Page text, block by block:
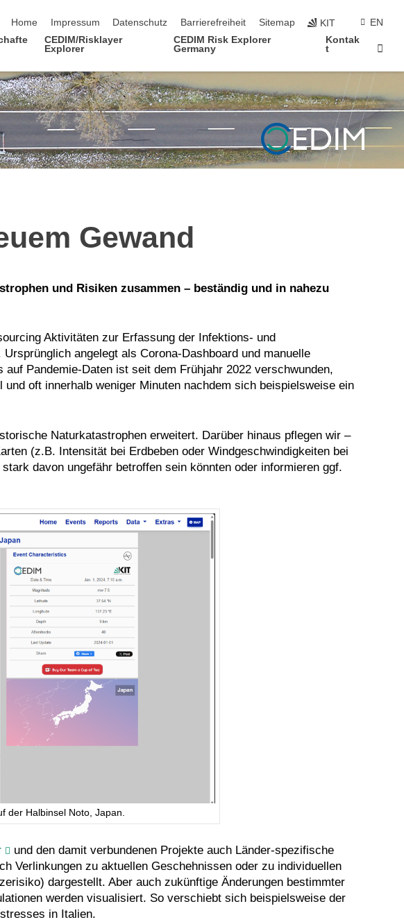
Home
Impressum Datenschutz Barrierefreiheit Sitemap KIT
EN
CEDIM/Risklayer
Explorer
CEDIM Risk Explorer
Germany
Kontak
t
Gewand
und Risiken zusammen – beständig und in nahezu
Aktivitäten zur Erfassung der Infektions- und
Ursprünglich angelegt als Corona-Dashboard und manuelle
Pandemie-Daten ist seit dem Frühjahr 2022 verschwunden,
oft innerhalb weniger Minuten nachdem sich beispielsweise ein
Naturkatastrophen erweitert. Darüber hinaus pflegen wir –
(z.B. Intensität bei Erdbeben oder Windgeschwindigkeiten bei
davon ungefähr betroffen sein könnten oder informieren ggf.
der Halbinsel Noto, Japan.
und den damit verbundenen Projekte auch Länder-spezifische
Verlinkungen zu aktuellen Geschehnissen oder zu individuellen
dargestellt. Aber auch zukünftige Änderungen bestimmter
werden visualisiert. So verschiebt sich beispielsweise der
in Italien.